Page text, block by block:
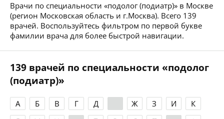
Врачи по специальности «подолог (подиатр)» в Москве
(регион Московская область и г.Москва). Всего 139
врачей. Воспользуйтесь фильтром по первой букве
фамилии врача для более быстрой навигации.
139 врачей по специальности «подолог
(подиатр)»
А Б В Г Д Ж З И
К